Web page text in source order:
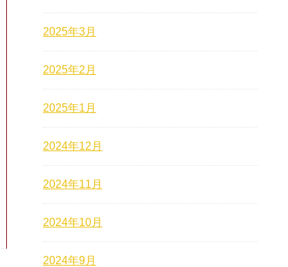
2025年3月
2025年2月
2025年1月
2024年12月
2024年11月
2024年10月
2024年9月